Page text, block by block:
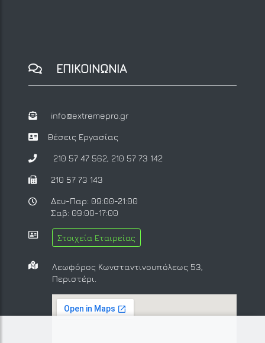
ΕΠΙΚΟΙΝΩΝΙΑ
info@extremepro.gr
Θέσεις Εργασίας
210 57 47 562, 210 57 73 142
210 57 73 143
Δευ-Παρ: 09:00-21:00
Σαβ: 09:00-17:00
Στοιχεία Εταιρείας
Λεωφόρος Κωνσταντινουπόλεως 53,
Περιστέρι.